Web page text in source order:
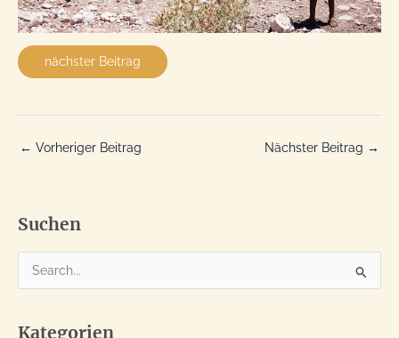
nächster Beitrag
← Vorheriger Beitrag Nächster Beitrag →
Suchen
u
h
Kategorien